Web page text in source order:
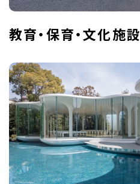
教育・保育・文化施設